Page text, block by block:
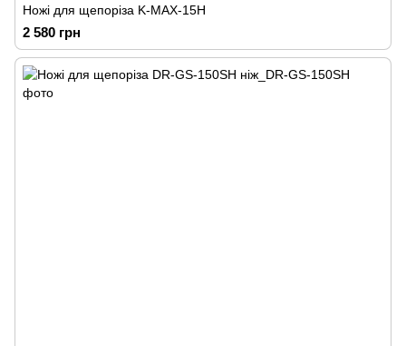
Ножі для щепоріза K-MAX-15H
2 580 грн